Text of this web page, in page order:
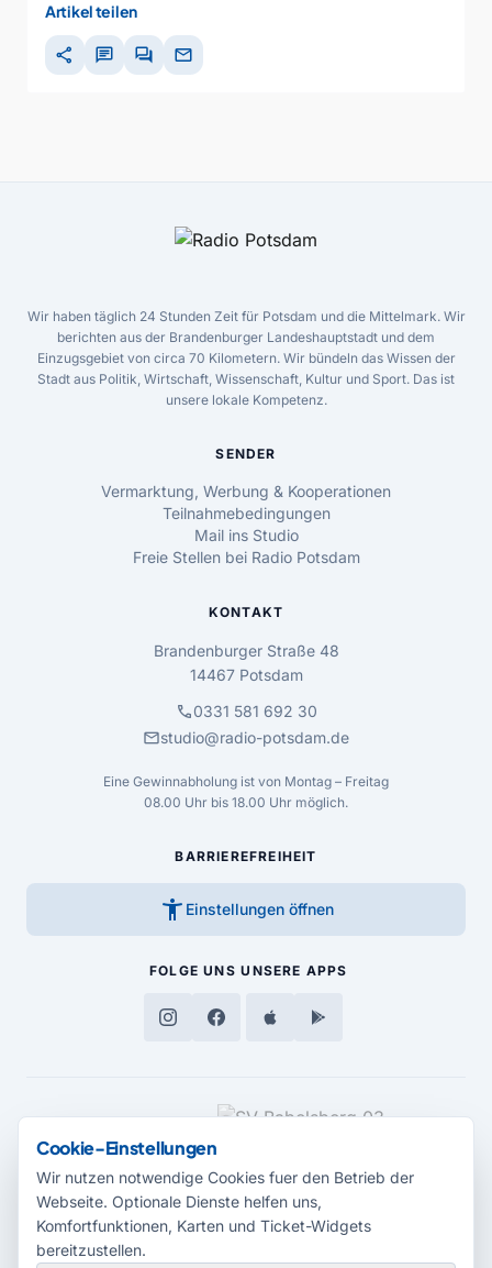
Artikel teilen
share chat forum mail
Wir haben täglich 24 Stunden Zeit für Potsdam und die Mittelmark. Wir
berichten aus der Brandenburger Landeshauptstadt und dem
Einzugsgebiet von circa 70 Kilometern. Wir bündeln das Wissen der
Stadt aus Politik, Wirtschaft, Wissenschaft, Kultur und Sport. Das ist
unsere lokale Kompetenz.
SENDER
Vermarktung, Werbung & Kooperationen
Teilnahmebedingungen
Mail ins Studio
Freie Stellen bei Radio Potsdam
KONTAKT
Brandenburger Straße 48
14467 Potsdam
call0331 581 692 30
mailstudio@radio-potsdam.de
Eine Gewinnabholung ist von Montag – Freitag
08.00 Uhr bis 18.00 Uhr möglich.
BARRIEREFREIHEIT
accessibility_new Einstellungen öffnen
FOLGE UNS UNSERE APPS
MEDIENPARTNER
Cookie-Einstellungen
Wir nutzen notwendige Cookies fuer den Betrieb der
Webseite. Optionale Dienste helfen uns,
Komfortfunktionen, Karten und Ticket-Widgets
bereitzustellen.